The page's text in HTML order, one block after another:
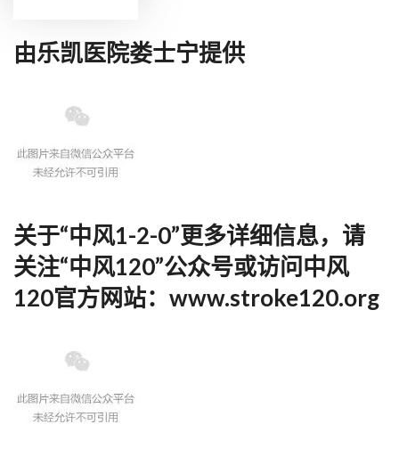
由乐凯医院娄士宁提供
关于“中风1-2-0”更多详细信息，请
关注“中风120”公众号或访问中风
120官方网站：www.stroke120.org